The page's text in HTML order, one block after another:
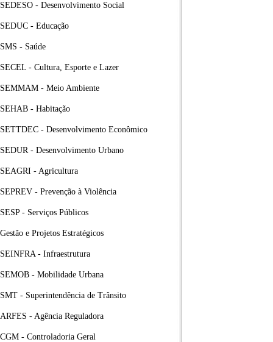
SEDESO - Desenvolvimento Social
SEDUC - Educação
SMS - Saúde
SECEL - Cultura, Esporte e Lazer
SEMMAM - Meio Ambiente
SEHAB - Habitação
SETTDEC - Desenvolvimento Econômico
SEDUR - Desenvolvimento Urbano
SEAGRI - Agricultura
SEPREV - Prevenção à Violência
SESP - Serviços Públicos
Gestão e Projetos Estratégicos
SEINFRA - Infraestrutura
SEMOB - Mobilidade Urbana
SMT - Superintendência de Trânsito
ARFES - Agência Reguladora
CGM - Controladoria Geral